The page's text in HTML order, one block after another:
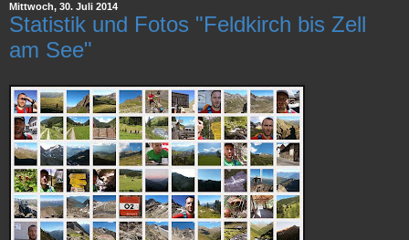
Mittwoch, 30. Juli 2014
Statistik und Fotos "Feldkirch bis Zell
am See"